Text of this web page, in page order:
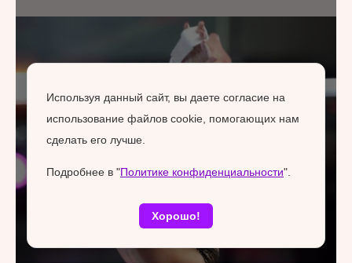
Используя данный сайт, вы даете согласие на
использование файлов cookie, помогающих нам
сделать его лучше.
Подробнее в "Политике конфиденциальности".
Хорошо!